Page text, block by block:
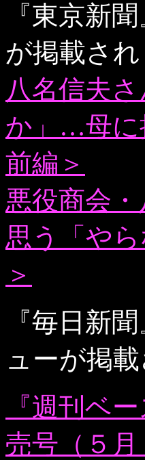
『東京新
が掲載され
八名信夫
か」…母に
前編＞
悪役商会
思う「や
＞
『毎日新
ューが掲載
『週刊ベ
売号（５月